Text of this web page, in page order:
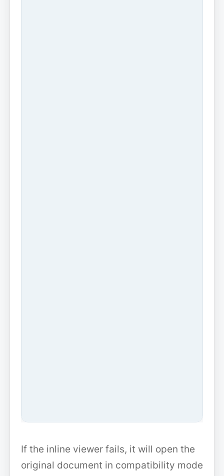
If the inline viewer fails, it will open the
original document in compatibility mode